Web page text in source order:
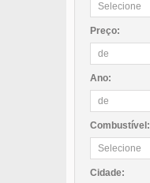
Preço:
Ano:
Combustível:
Cidade: